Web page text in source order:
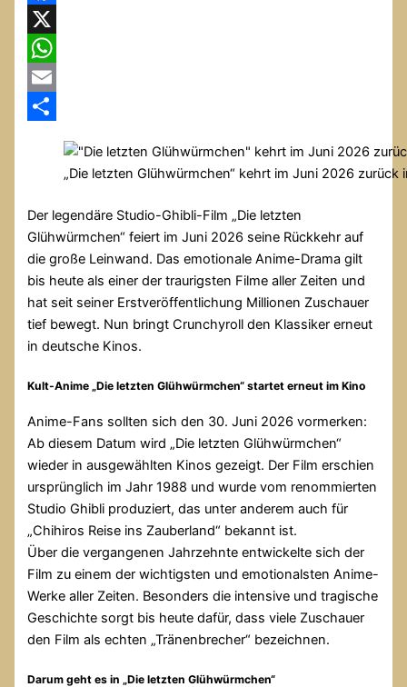
Facebook
X
WhatsApp
Email
„Die letzten Glühwürmchen“ kehrt im Juni 2026
Der legendäre Studio-Ghibli-Film „Die letzten
Glühwürmchen“ feiert im Juni 2026 seine Rückkehr auf
die große Leinwand. Das emotionale Anime-Drama gilt
bis heute als einer der traurigsten Filme aller Zeiten und
hat seit seiner Erstveröffentlichung Millionen Zuschauer
tief bewegt. Nun bringt Crunchyroll den Klassiker erneut
in deutsche Kinos.
Kult-Anime „Die letzten Glühwürmchen“ startet erneut im Kino
Anime-Fans sollten sich den 30. Juni 2026 vormerken:
Ab diesem Datum wird „Die letzten Glühwürmchen“
wieder in ausgewählten Kinos gezeigt. Der Film erschien
ursprünglich im Jahr 1988 und wurde vom renommierten
Studio Ghibli produziert, das unter anderem auch für
„Chihiros Reise ins Zauberland“ bekannt ist.
Über die vergangenen Jahrzehnte entwickelte sich der
Film zu einem der wichtigsten und emotionalsten Anime-
Werke aller Zeiten. Besonders die intensive und tragische
Geschichte sorgt bis heute dafür, dass viele Zuschauer
den Film als echten „Tränenbrecher“ bezeichnen.
Darum geht es in „Die letzten Glühwürmchen“